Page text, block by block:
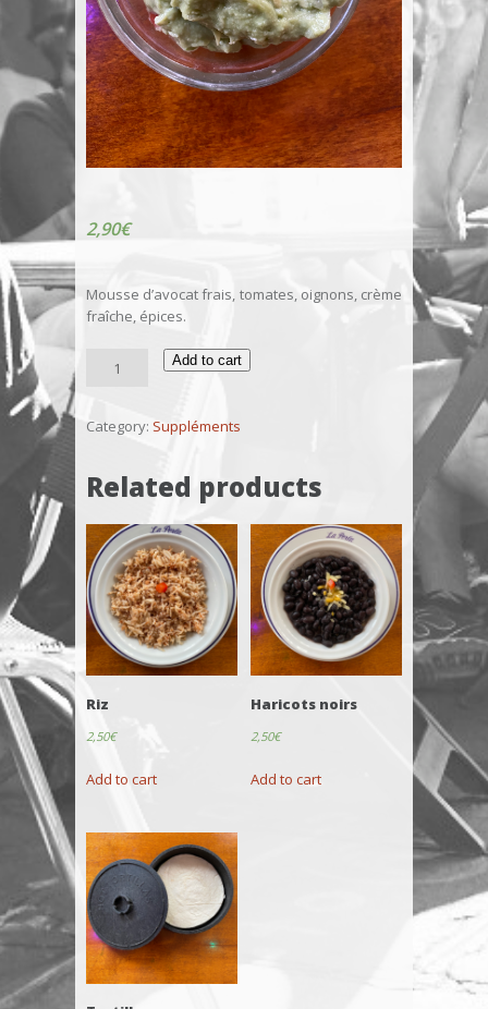
2,90€
Mousse d’avocat frais, tomates, oignons, crème
fraîche, épices.
quantity
Add to cart
Category: Suppléments
Related products
Riz
2,50€
Add to cart
Haricots noirs
2,50€
Add to cart